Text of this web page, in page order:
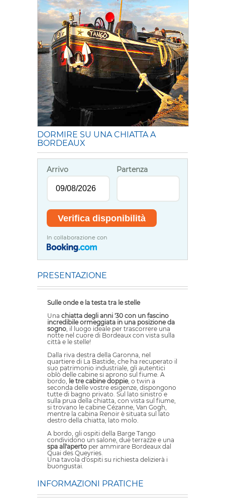
DORMIRE SU UNA CHIATTA A
BORDEAUX
Arrivo Partenza
In collaborazione con
PRESENTAZIONE
Sulle onde e la testa tra le stelle
Una chiatta degli anni '30 con un fascino
incredibile ormeggiata in una posizione da
sogno , il luogo ideale per trascorrere una
notte nel cuore di Bordeaux con vista sulla
città e le stelle!
Dalla riva destra della Garonna, nel
quartiere di La Bastide, che ha recuperato il
suo patrimonio industriale, gli autentici
oblò delle cabine si aprono sul fiume. A
bordo, le tre cabine doppie, o twin a
seconda delle vostre esigenze, dispongono
tutte di bagno privato. Sul lato sinistro e
sulla prua della chiatta, con vista sul fiume,
si trovano le cabine Cézanne, Van Gogh,
mentre la cabina Renoir è situata sul lato
destro della chiatta, lato molo.
A bordo, gli ospiti della Barge Tango
condividono un salone, due terrazze e una
spa all'aperto per ammirare Bordeaux dal
Quai des Queyries.
Una tavola d'ospiti su richiesta delizierà i
buongustai.
INFORMAZIONI PRATICHE